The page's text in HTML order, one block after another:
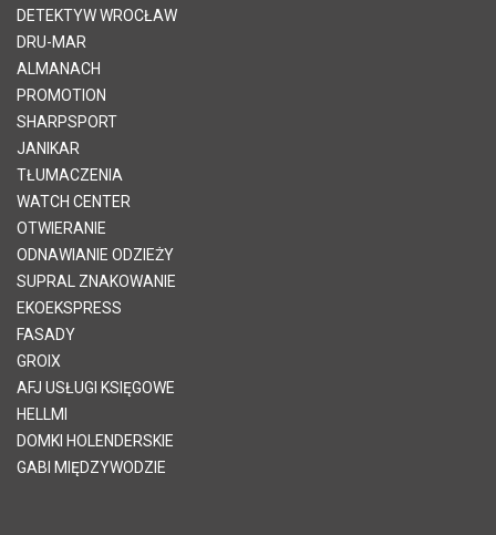
DETEKTYW WROCŁAW
DRU-MAR
ALMANACH
PROMOTION
SHARPSPORT
JANIKAR
TŁUMACZENIA
WATCH CENTER
OTWIERANIE
ODNAWIANIE ODZIEŻY
SUPRAL ZNAKOWANIE
EKOEKSPRESS
FASADY
GROIX
AFJ USŁUGI KSIĘGOWE
HELLMI
DOMKI HOLENDERSKIE
GABI MIĘDZYWODZIE